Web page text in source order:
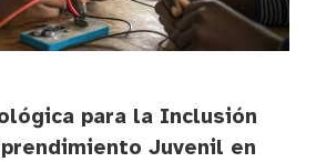
para la Inclusión
Juvenil en